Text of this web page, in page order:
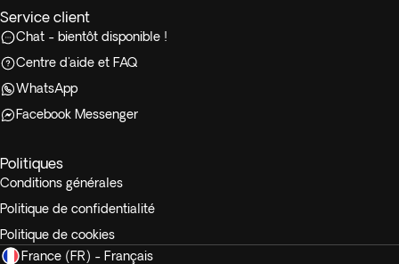
Service client
Chat - bientôt disponible !
Centre d'aide et FAQ
WhatsApp
Facebook Messenger
Politiques
Conditions générales
Politique de confidentialité
Politique de cookies
France (FR) - Français